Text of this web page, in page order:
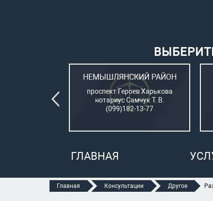
НЕМЫШЛЯНСКИЙ РАЙОН
проспект Героев Харькова
нотариус Самчук Т. В.
(099)182-13-77
ГЛАВНАЯ
Главная Консультации Другое